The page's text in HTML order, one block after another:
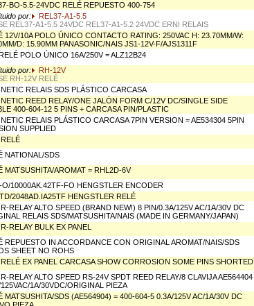
BO-5.5-24VDC RELÉ REPUESTO 400-754
por:
REL37-A1-5.5
REL37-A1-5.5 24VDC REL37-A1-5.2 24VDC ERNI RELAIS
12V/10A POLO ÚNICO CONTACTO RATING: 250VAC H: 23.70MM/W:
D: 15.90MM PANASONIC/NAIS JS1-12V-F/AJS1311F
POLO ÚNICO 16A/250V = ALZ12B24
por:
RH-12V
RH-12V RELÉ
RELAIS SDS PLÁSTICO CARCASA
REED RELAY/ONE JALÓN FORM C/12V DC/SINGLE SIDE
400-604-12 5 PINS + CARCASA PIN/PLASTIC
RELAIS PLÁSTICO CARCASA 7PIN VERSION = AE534304 5PIN
SUPPLIED
NATIONAL/SDS
MATSUSHITA/AROMAT = RHL2D-6V
O/10000AK.42TF-FO HENGSTLER ENCODER
2048AD.IA25TF HENGSTLER RELÉ
RELAY ALTO SPEED (BRAND NEW!) 8 PIN/0.3A/125V AC/1A/30V DC
RELAIS SDS/MATSUSHITA/NAIS (MADE IN GERMANY/JAPAN)
RELAY BULK EX PANEL
REPUESTO IN ACCORDANCE CON ORIGINAL AROMAT/NAIS/SDS
SHEET NO ROHS
EX PANEL CARCASA SHOW CORROSION SOME PINS SHORTED
RELAY ALTO SPEED RS-24V SPDT REED RELAY/8 CLAVIJA AE564404
1A/30VDC/ORIGINAL PIEZA
MATSUSHITA/SDS (AE564904) = 400-604-5 0.3A/125V AC/1A/30V DC